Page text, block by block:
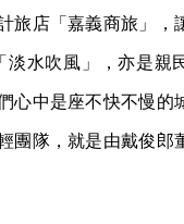
旅店「嘉義商旅」，
水吹風」，亦是親
心中是座不快不慢的
團隊，就是由戴俊郎